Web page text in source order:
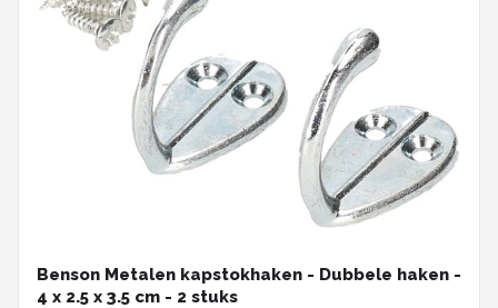
Benson Metalen kapstokhaken - Dubbele haken -
4 x 2.5 x 3.5 cm - 2 stuks